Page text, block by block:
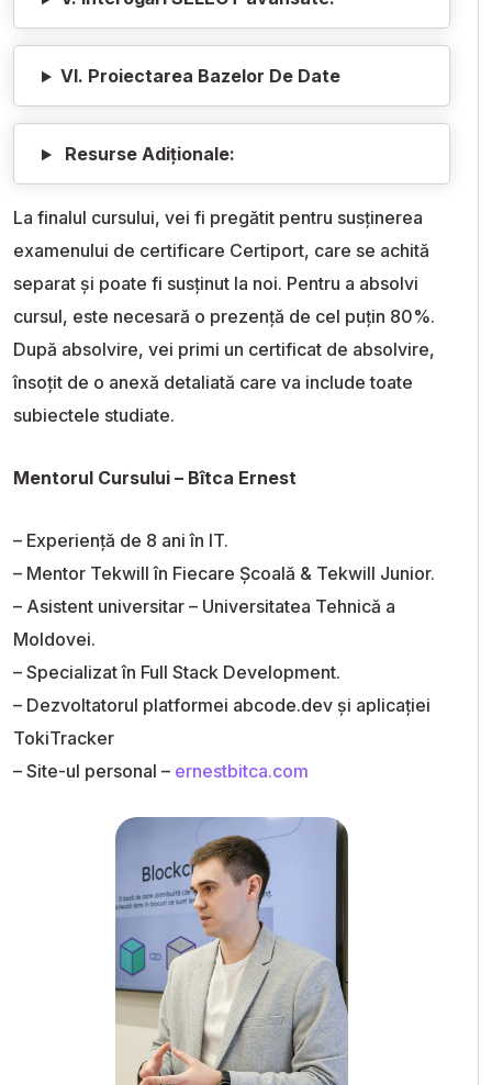
VI. Proiectarea Bazelor De Date
Resurse Adiționale:
La finalul cursului, vei fi pregătit pentru susținerea
examenului de certificare Certiport, care se achită
separat și poate fi susținut la noi. Pentru a absolvi
cursul, este necesară o prezență de cel puțin 80%.
După absolvire, vei primi un certificat de absolvire,
însoțit de o anexă detaliată care va include toate
subiectele studiate.
Mentorul Cursului – Bîtca Ernest
– Experiență de 8 ani în IT.
– Mentor Tekwill în Fiecare Școală & Tekwill Junior.
– Asistent universitar – Universitatea Tehnică a
Moldovei.
– Specializat în Full Stack Development.
– Dezvoltatorul platformei abcode.dev și aplicației
TokiTracker
– Site-ul personal – ernestbitca.com